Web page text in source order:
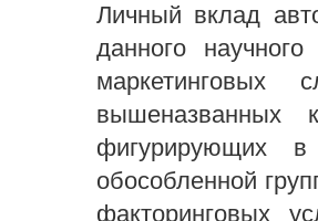
Личный вклад
данного
вышеназванных
фигурирующих в
обособленной
факторинговых